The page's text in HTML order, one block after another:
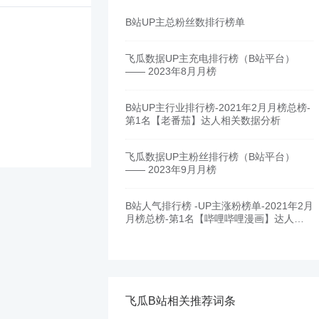
B站UP主总粉丝数排行榜单
飞瓜数据UP主充电排行榜（B站平台）
—— 2023年8月月榜
B站UP主行业排行榜-2021年2月月榜总榜-
第1名【老番茄】达人相关数据分析
飞瓜数据UP主粉丝排行榜（B站平台）
—— 2023年9月月榜
B站人气排行榜 -UP主涨粉榜单-2021年2月
月榜总榜-第1名【哔哩哔哩漫画】达人相
飞瓜B站相关推荐词条